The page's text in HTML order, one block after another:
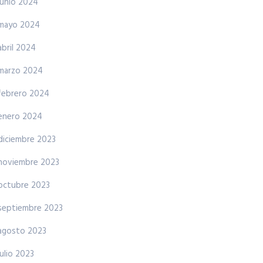
2024
2024
2024
2024
2024
2023
2023
2023
2023
2023
2023